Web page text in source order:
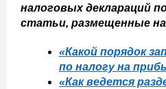
налоговых деклараций
статьи, размещенные
«Какой порядок
по налогу на
«Как ведется